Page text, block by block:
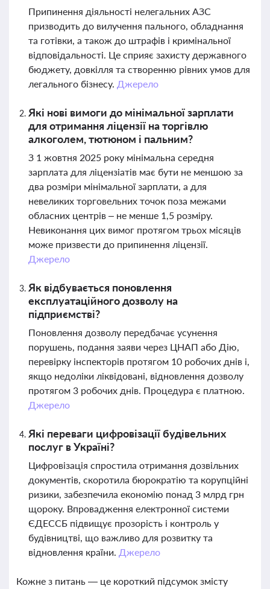
Припинення діяльності нелегальних АЗС
призводить до вилучення пального, обладнання
та готівки, а також до штрафів і кримінальної
відповідальності. Це сприяє захисту державного
бюджету, довкілля та створенню рівних умов для
легального бізнесу. Джерело
Які нові вимоги до мінімальної зарплати
для отримання ліцензії на торгівлю
алкоголем, тютюном і пальним?
З 1 жовтня 2025 року мінімальна середня
зарплата для ліцензіатів має бути не меншою за
два розміри мінімальної зарплати, а для
невеликих торговельних точок поза межами
обласних центрів – не менше 1,5 розміру.
Невиконання цих вимог протягом трьох місяців
може призвести до припинення ліцензії.
Джерело
Як відбувається поновлення
експлуатаційного дозволу на
підприємстві?
Поновлення дозволу передбачає усунення
порушень, подання заяви через ЦНАП або Дію,
перевірку інспекторів протягом 10 робочих днів і,
якщо недоліки ліквідовані, відновлення дозволу
протягом 3 робочих днів. Процедура є платною.
Джерело
Які переваги цифровізації будівельних
послуг в Україні?
Цифровізація спростила отримання дозвільних
документів, скоротила бюрократію та корупційні
ризики, забезпечила економію понад 3 млрд грн
щороку. Впровадження електронної системи
ЄДЕССБ підвищує прозорість і контроль у
будівництві, що важливо для розвитку та
відновлення країни. Джерело
Кожне з питань — це короткий підсумок змісту